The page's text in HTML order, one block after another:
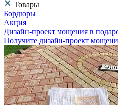
Товары
Бордюры
Акция
Дизайн-проект мощения в
Получите дизайн-проект